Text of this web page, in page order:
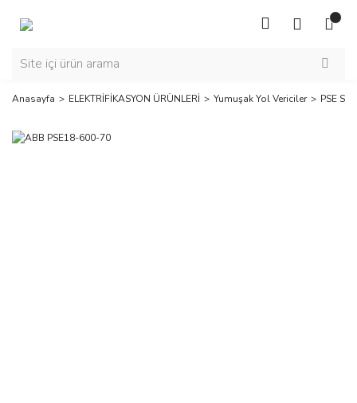
Anasayfa ELEKTRİFİKASYON ÜRÜNLERİ Yumuşak Yol Vericiler PSE